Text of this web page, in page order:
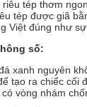
tép thơm
tép được giã
Việt đúng như
số:
xanh nguyên
tạo ra chiếc cối
vòng nhám